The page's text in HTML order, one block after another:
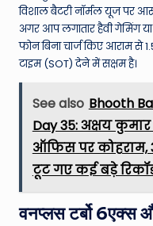
विशाल बैटरी नॉर्मल यूज पर
अगर आप लगातार हैवी गेमिंग या
फोन बिना चार्ज किए आराम से
टाइम (SOT) देने में सक्षम है।
See also Bhooth
Day 35: अक्षय
ऑफिस पर कोहराम,
टूट गए कई बड़े
वनप्लस टर्बो 6एक्स